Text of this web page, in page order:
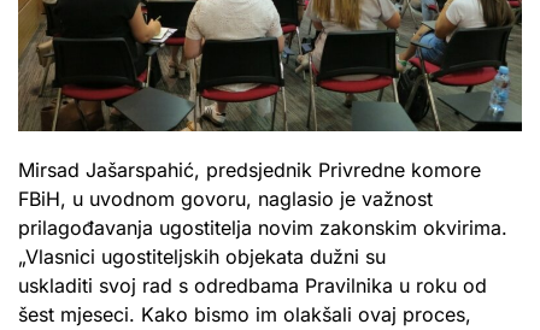
Mirsad Jašarspahić, predsjednik Privredne komore
FBiH, u uvodnom govoru, naglasio je važnost
prilagođavanja ugostitelja novim zakonskim okvirima.
„Vlasnici ugostiteljskih objekata dužni su
uskladiti svoj rad s odredbama Pravilnika u roku od
šest mjeseci. Kako bismo im olakšali ovaj proces,